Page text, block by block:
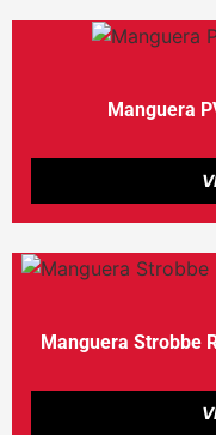
Manguera
Manguera Strobbe